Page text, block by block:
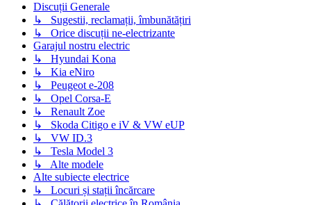
Discuții Generale
↳ Sugestii, reclamații, îmbunătățiri
↳ Orice discuții ne-electrizante
Garajul nostru electric
↳ Hyundai Kona
↳ Kia eNiro
↳ Peugeot e-208
↳ Opel Corsa-E
↳ Renault Zoe
↳ Skoda Citigo e iV & VW eUP
↳ VW ID.3
↳ Tesla Model 3
↳ Alte modele
Alte subiecte electrice
↳ Locuri și stații încărcare